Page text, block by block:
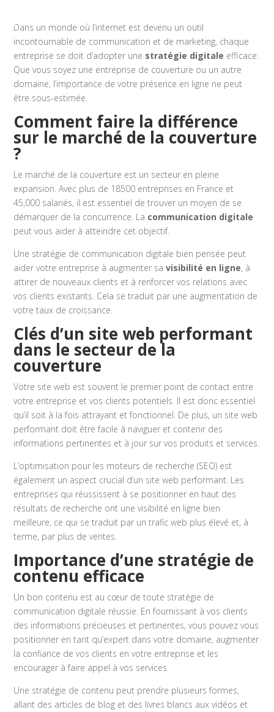
Dans un monde où l’internet est devenu un outil
incontournable de communication et de marketing, chaque
entreprise se doit d’adopter une stratégie digitale efficace.
Que vous soyez une entreprise de couverture ou un autre
domaine, l’importance de votre présence en ligne ne peut
être sous-estimée.
Comment faire la différence
sur le marché de la couverture
?
Le marché de la couverture est un secteur en pleine
expansion. Avec plus de 18500 entreprises en France et
45,000 salariés, il est essentiel de trouver un moyen de se
démarquer de la concurrence. La communication digitale
peut vous aider à atteindre cet objectif.
Une stratégie de communication digitale bien pensée peut
aider votre entreprise à augmenter savisibilité en ligne, à
attirer de nouveaux clients et à renforcer vos relations avec
vos clients existants. Cela se traduit par une augmentation de
votre taux de croissance.
Clés d’un site web performant
dans le secteur de la
couverture
Votre site web est souvent le premier point de contact entre
votre entreprise et vos clients potentiels. Il est donc essentiel
qu’il soit à la fois attrayant et fonctionnel. De plus, un site web
performant doit être facile à naviguer et contenir des
informations pertinentes et à jour sur vos produits et services.
L’optimisation pour les moteurs de recherche (SEO) est
également un aspect crucial d’un site web performant. Les
entreprises qui réussissent à se positionner en haut des
résultats de recherche ont une visibilité en ligne bien
meilleure, ce qui se traduit par un trafic web plus élevé et, à
terme, par plus de ventes.
Importance d’une stratégie de
contenu efficace
Un bon contenu est au cœur de toute stratégie de
communication digitale réussie. En fournissant à vos clients
des informations précieuses et pertinentes, vous pouvez vous
positionner en tant qu’expert dans votre domaine, augmenter
la confiance de vos clients en votre entreprise et les
encourager à faire appel à vos services.
Une stratégie de contenu peut prendre plusieurs formes,
allant des articles de blog et des livres blancs aux vidéos et